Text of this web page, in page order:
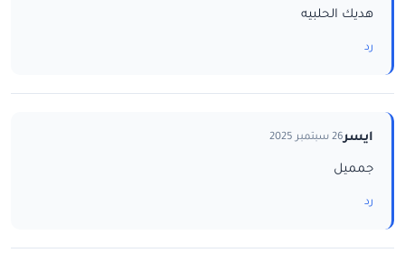
هديك الحلبيه
رد
ايسر26 سبتمبر 2025
جمميل
رد